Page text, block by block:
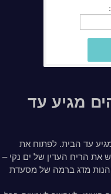
מגיע עד
עד הבית. לפתוח את
את הריח העדין של ים נקי –
מדג ברמה של מסעדת